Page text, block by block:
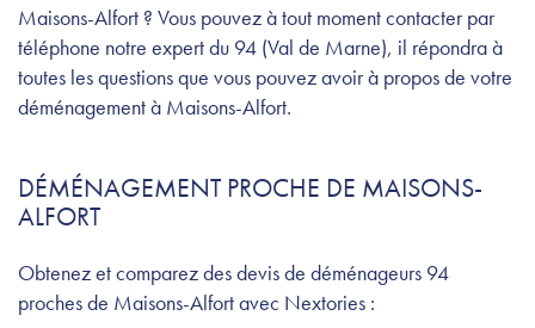
Maisons-Alfort ? Vous pouvez à tout moment contacter par
téléphone notre expert du 94 (Val de Marne), il répondra à
toutes les questions que vous pouvez avoir à propos de votre
déménagement à Maisons-Alfort.
DÉMÉNAGEMENT PROCHE DE MAISONS-
ALFORT
Obtenez et comparez des devis de déménageurs 94
proches de Maisons-Alfort avec Nextories :